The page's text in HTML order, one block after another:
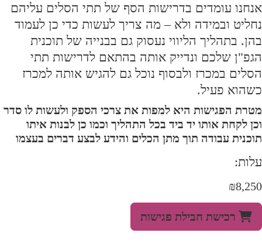
אנחנו עומדים בדרישות הסף של תתי הסלים עליהם
נחליט ובמידה ולא – מה צריך לעשות כדי כן לעמוד
בהן. בתהליך הליווי נעסוק גם בבנייה של תוכנית
הגפ"ן שלכם ונדייק אותה בהתאם לדרישות תתי
הסלים במכרז ולבסוף נוכל גם להגיש אותה למכרז
כשהוא פעיל.
מטרת הפגישות היא למפות את צרכי הספק ולעשות לו סדר
וכן לקחת אותו יד ביד בכל התהליך וכמו כן לבנות איתו
תוכנית עבודה תוך מתן הכלים והידע לבצע דברים בעצמו
עלות:
₪8,250
כמות
של
חבילת
10
רכישת חבילת פגישות